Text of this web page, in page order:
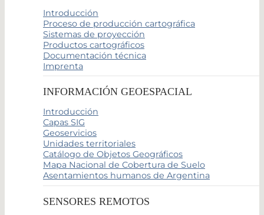
Introducción
Proceso de producción cartográfica
Sistemas de proyección
Productos cartográficos
Documentación técnica
Imprenta
INFORMACIÓN GEOESPACIAL
Introducción
Capas SIG
Geoservicios
Unidades territoriales
Catálogo de Objetos Geográficos
Mapa Nacional de Cobertura de Suelo
Asentamientos humanos de Argentina
SENSORES REMOTOS